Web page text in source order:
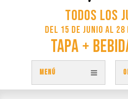
Todos los
del 15 de junio al 28
Tapa +
MENÚ